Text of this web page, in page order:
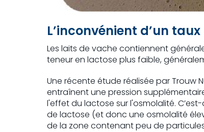
L’inconvénient d’un
Les laits de vache contiennent
teneur en lactose plus faible,
Une récente étude réalisée par Trouw
entraînent une pression
l'effet du lactose sur l'osmolalité.
de lactose (et donc une osmolalité
de la zone contenant peu de